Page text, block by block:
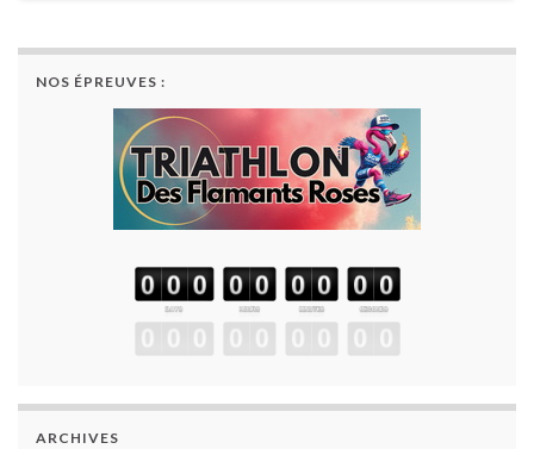
NOS ÉPREUVES :
ARCHIVES